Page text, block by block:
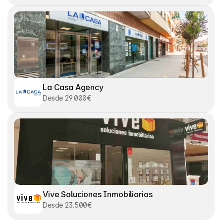
La Casa Agency
Desde 29.000€
Vive Soluciones Inmobiliarias
Desde 23.500€